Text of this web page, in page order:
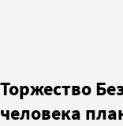
Торжество
человека